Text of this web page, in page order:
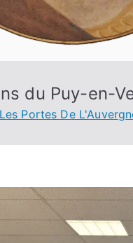
du Puy-en-
Portes De